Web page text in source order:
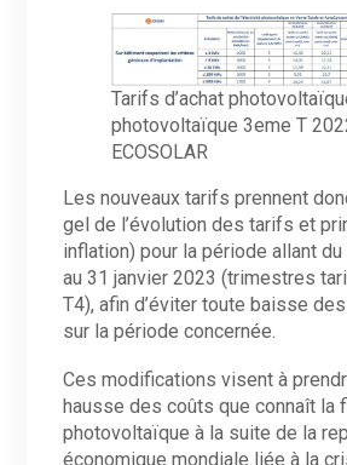
Tarifs d’achat
photovoltaïque 3eme T
ECOSOLAR
Les nouveaux tarifs prennent
gel de l’évolution des tarifs et
inflation) pour la période allant
au 31 janvier 2023 (trimestres
T4), afin d’éviter toute baisse
sur la période concernée.
Ces modifications visent à
hausse des coûts que connaît la
photovoltaïque à la suite de la
économique mondiale liée à la